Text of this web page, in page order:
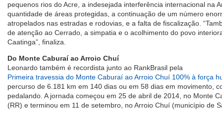
pequenos rios do Acre, a indesejada interferência internacional na
quantidade de áreas protegidas, a continuação de um número
atropelados nas estradas e rodovias, e a falta de fiscalização.
de atenção ao Cerrado, a simpatia e o acolhimento do povo
Caatinga”, finaliza.
Do Monte Caburaí ao Arroio Chuí
Leonardo também é recordista junto ao RankBrasil pela
Primeira travessia do Monte Caburaí ao Arroio Chuí 100% à força
percurso de 6.181 km em 140 dias ou em 58 dias em movimento,
pedalando. A jornada começou em 25 de abril de 2014, no Monte
(RR) e terminou em 11 de setembro, no Arroio Chuí (município de